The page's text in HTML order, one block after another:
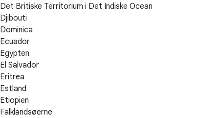
Det Britiske Territorium i Det Indiske Ocean
Djibouti
Dominica
Ecuador
Egypten
El Salvador
Eritrea
Estland
Etiopien
Falklandsøerne